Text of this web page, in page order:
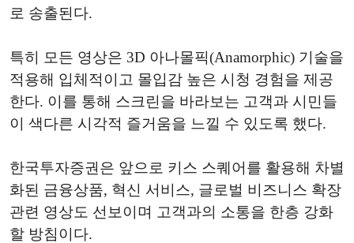
로 송출된다.
특히 모든 영상은 3D 아나몰픽(Anamorphic) 기술을
적용해 입체적이고 몰입감 높은 시청 경험을 제공
한다. 이를 통해 스크린을 바라보는 고객과 시민들
이 색다른 시각적 즐거움을 느낄 수 있도록 했다.
한국투자증권은 앞으로 키스 스퀘어를 활용해 차별
화된 금융상품, 혁신 서비스, 글로벌 비즈니스 확장
관련 영상도 선보이며 고객과의 소통을 한층 강화
할 방침이다.